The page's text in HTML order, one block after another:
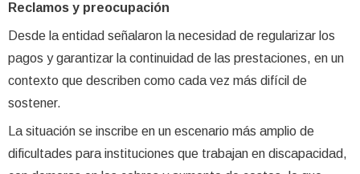
Reclamos y preocupación
Desde la entidad señalaron la necesidad de regularizar los
pagos y garantizar la continuidad de las prestaciones, en un
contexto que describen como cada vez más difícil de
sostener.
La situación se inscribe en un escenario más amplio de
dificultades para instituciones que trabajan en discapacidad,